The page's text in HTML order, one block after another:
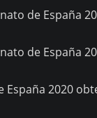
de España
de España
España 2020